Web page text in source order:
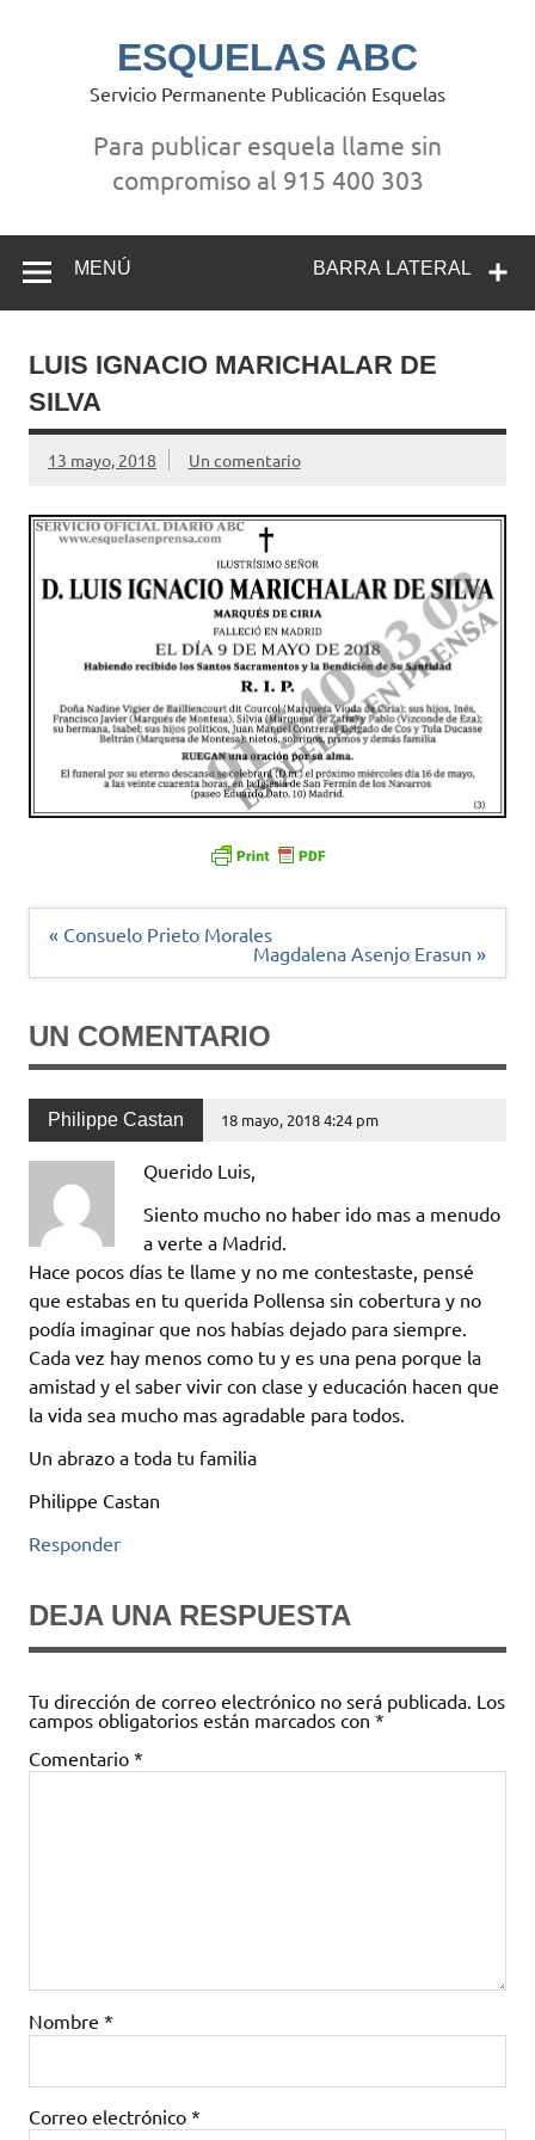
ESQUELAS ABC
Servicio Permanente Publicación Esquelas
Para publicar esquela llame sin
compromiso al 915 400 303
BARRA LATERAL
MENÚ
LUIS IGNACIO MARICHALAR DE
SILVA
13 mayo, 2018 Un comentario
Navegación
« Consuelo Prieto Morales
Magdalena Asenjo Erasun »
UN COMENTARIO
Philippe Castan 18 mayo, 2018 4:24 pm
Querido Luis,
Siento mucho no haber ido mas a menudo
a verte a Madrid.
Hace pocos días te llame y no me contestaste, pensé
que estabas en tu querida Pollensa sin cobertura y no
podía imaginar que nos habías dejado para siempre.
Cada vez hay menos como tu y es una pena porque la
amistad y el saber vivir con clase y educación hacen que
la vida sea mucho mas agradable para todos.
Un abrazo a toda tu familia
Philippe Castan
Responder
DEJA UNA RESPUESTA
Tu dirección de correo electrónico no será publicada. Los
campos obligatorios están marcados con *
Comentario *
Nombre *
Correo electrónico *